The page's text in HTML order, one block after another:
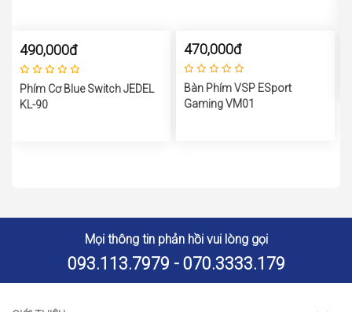
490,000đ
Phím Cơ Blue Switch JEDEL
KL-90
470,000đ
Bàn Phím VSP ESport
Gaming VM01
Mọi thông tin phản hồi vui lòng gọi
093.113.7979 - 070.3333.179